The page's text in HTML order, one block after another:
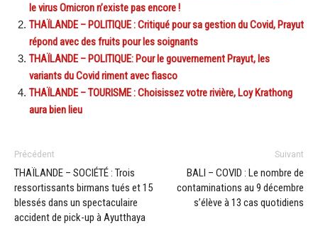
le virus Omicron n’existe pas encore !
THAÏLANDE – POLITIQUE : Critiqué pour sa gestion du Covid, Prayut
répond avec des fruits pour les soignants
THAÏLANDE – POLITIQUE: Pour le gouvernement Prayut, les
variants du Covid riment avec fiasco
THAÏLANDE – TOURISME : Choisissez votre rivière, Loy Krathong
aura bien lieu
Précédent
THAÏLANDE – SOCIÉTÉ : Trois
ressortissants birmans tués et 15
blessés dans un spectaculaire
accident de pick-up à Ayutthaya
Suivant
BALI – COVID : Le nombre de
contaminations au 9 décembre
s’élève à 13 cas quotidiens